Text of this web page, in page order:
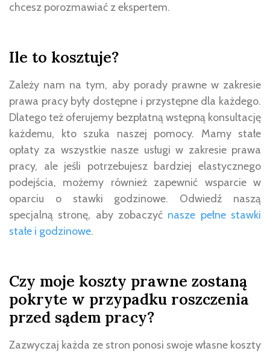
chcesz porozmawiać z ekspertem.
Ile to kosztuje?
Zależy nam na tym, aby porady prawne w zakresie
prawa pracy były dostępne i przystępne dla każdego.
Dlatego też oferujemy bezpłatną wstępną konsultację
każdemu, kto szuka naszej pomocy. Mamy stałe
opłaty za wszystkie nasze usługi w zakresie prawa
pracy, ale jeśli potrzebujesz bardziej elastycznego
podejścia, możemy również zapewnić wsparcie w
oparciu o stawki godzinowe. Odwiedź naszą
specjalną stronę, aby zobaczyć nasze pełne stawki
stałe i godzinowe.
Czy moje koszty prawne zostaną
pokryte w przypadku roszczenia
przed sądem pracy?
Zazwyczaj każda ze stron ponosi swoje własne koszty